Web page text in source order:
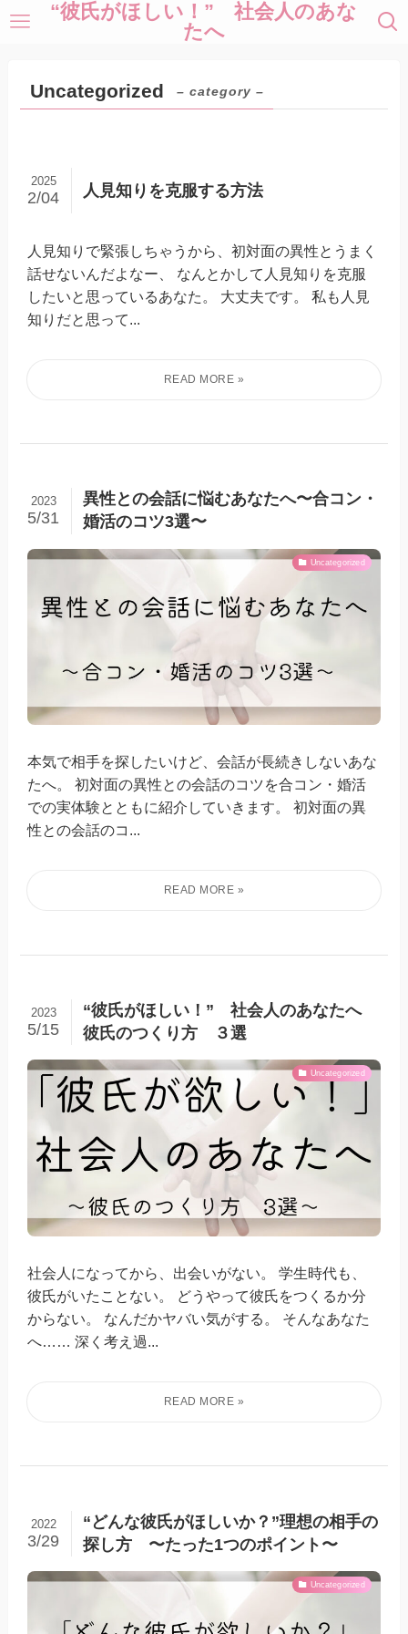
“彼氏がほしい！” 社会人のあな
たへ
Uncategorized – category –
人見知りを克服する方法
2025
2/04
人見知りで緊張しちゃうから、初対面の異性とうまく
話せないんだよなー、 なんとかして人見知りを克服
したいと思っているあなた。 大丈夫です。 私も人見
知りだと思って...
異性との会話に悩むあなたへ〜合コン・
婚活のコツ3選〜
2023
5/31
Uncategorized
本気で相手を探したいけど、会話が長続きしないあな
たへ。 初対面の異性との会話のコツを合コン・婚活
での実体験とともに紹介していきます。 初対面の異
性との会話のコ...
“彼氏がほしい！” 社会人のあなたへ
彼氏のつくり方 ３選
2023
5/15
Uncategorized
社会人になってから、出会いがない。 学生時代も、
彼氏がいたことない。 どうやって彼氏をつくるか分
からない。 なんだかヤバい気がする。 そんなあなた
へ…… 深く考え過...
“どんな彼氏がほしいか？”理想の相手の
探し方 〜たった1つのポイント〜
2022
3/29
Uncategorized